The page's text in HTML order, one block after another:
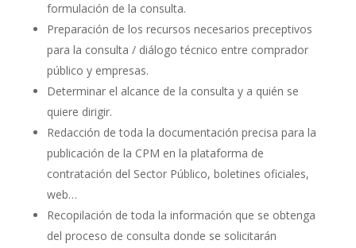
formulación de la consulta.
Preparación de los recursos necesarios preceptivos
para la consulta / diálogo técnico entre comprador
público y empresas.
Determinar el alcance de la consulta y a quién se
quiere dirigir.
Redacción de toda la documentación precisa para la
publicación de la CPM en la plataforma de
contratación del Sector Público, boletines oficiales,
web…
Recopilación de toda la información que se obtenga
del proceso de consulta donde se solicitarán